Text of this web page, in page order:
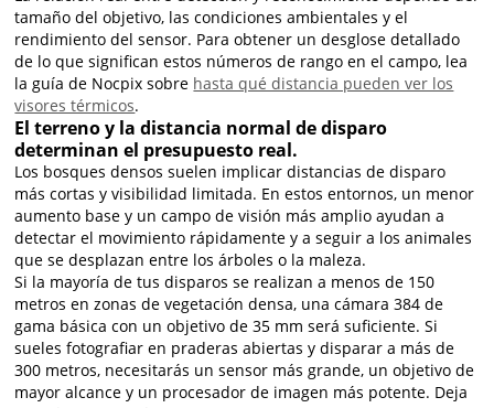
tamaño del objetivo, las condiciones ambientales y el
rendimiento del sensor. Para obtener un desglose detallado
de lo que significan estos números de rango en el campo, lea
la guía de Nocpix sobre hasta qué distancia pueden ver los
visores térmicos.
El terreno y la distancia normal de disparo
determinan el presupuesto real.
Los bosques densos suelen implicar distancias de disparo
más cortas y visibilidad limitada. En estos entornos, un menor
aumento base y un campo de visión más amplio ayudan a
detectar el movimiento rápidamente y a seguir a los animales
que se desplazan entre los árboles o la maleza.
Si la mayoría de tus disparos se realizan a menos de 150
metros en zonas de vegetación densa, una cámara 384 de
gama básica con un objetivo de 35 mm será suficiente. Si
sueles fotografiar en praderas abiertas y disparar a más de
300 metros, necesitarás un sensor más grande, un objetivo de
mayor alcance y un procesador de imagen más potente. Deja